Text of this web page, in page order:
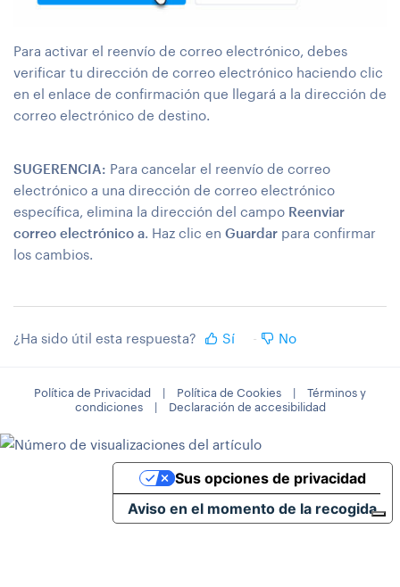
Para activar el reenvío de correo electrónico, debes
verificar tu dirección de correo electrónico haciendo clic
en el enlace de confirmación que llegará a la dirección de
correo electrónico de destino.
SUGERENCIA: Para cancelar el reenvío de correo
electrónico a una dirección de correo electrónico
específica, elimina la dirección del campo Reenviar
correo electrónico a. Haz clic en Guardar para confirmar
los cambios.
¿Ha sido útil esta respuesta? Sí No
Política de Privacidad | Política de Cookies |
Términos y
condiciones
| Declaración de accesibilidad
Aviso en el momento de la recogida
Sus opciones de privacidad